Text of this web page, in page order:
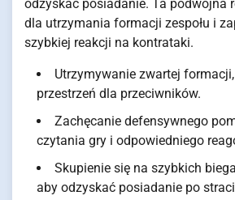
odzyskać posiadanie. Ta podwójna
dla utrzymania formacji zespołu i
szybkiej reakcji na kontrataki.
Utrzymywanie zwartej
przestrzeń dla przeciwników.
Zachęcanie defensywnego
czytania gry i odpowiedniego
Skupienie się na szybkich
aby odzyskać posiadanie po